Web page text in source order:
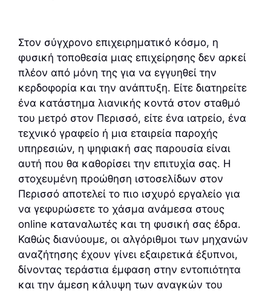
Στον σύγχρονο επιχειρηματικό κόσμο, η
φυσική τοποθεσία μιας επιχείρησης δεν αρκεί
πλέον από μόνη της για να εγγυηθεί την
κερδοφορία και την ανάπτυξη. Είτε διατηρείτε
ένα κατάστημα λιανικής κοντά στον σταθμό
του μετρό στον Περισσό, είτε ένα ιατρείο, ένα
τεχνικό γραφείο ή μια εταιρεία παροχής
υπηρεσιών, η ψηφιακή σας παρουσία είναι
αυτή που θα καθορίσει την επιτυχία σας. Η
στοχευμένη προώθηση ιστοσελίδων στον
Περισσό αποτελεί το πιο ισχυρό εργαλείο για
να γεφυρώσετε το χάσμα ανάμεσα στους
online καταναλωτές και τη φυσική σας έδρα.
Καθώς διανύουμε, οι αλγόριθμοι των μηχανών
αναζήτησης έχουν γίνει εξαιρετικά έξυπνοι,
δίνοντας τεράστια έμφαση στην εντοπιότητα
και την άμεση κάλυψη των αναγκών του